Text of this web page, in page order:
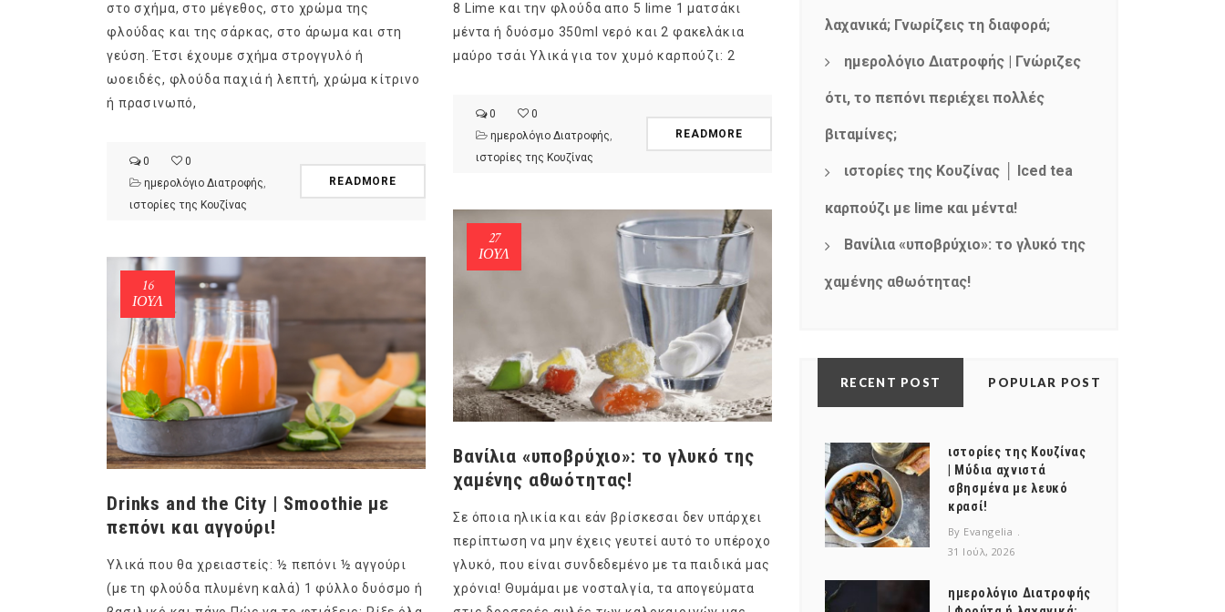
στο σχήμα, στο μέγεθος, στο χρώμα της
φλούδας και της σάρκας, στο άρωμα και στη
γεύση. Έτσι έχουμε σχήμα στρογγυλό ή
ωοειδές, φλούδα παχιά ή λεπτή, χρώμα κίτρινο
ή πρασινωπό,
0
0
ημερολόγιο Διατροφής,
ιστορίες της Κουζίνας
READMORE
8 Lime και την φλούδα απο 5 lime 1 ματσάκι
μέντα ή δυόσμο 350ml νερό και 2 φακελάκια
μαύρο τσάι Υλικά για τον χυμό καρπούζι: 2
0
0
ημερολόγιο Διατροφής,
ιστορίες της Κουζίνας
READMORE
27
ΙΟΎΛ
Βανίλια «υποβρύχιο»: το γλυκό της
χαμένης αθωότητας!
Σε όποια ηλικία και εάν βρίσκεσαι δεν υπάρχει
περίπτωση να μην έχεις γευτεί αυτό το υπέροχο
γλυκό, που είναι συνδεδεμένο με τα παιδικά μας
χρόνια! Θυμάμαι με νοσταλγία, τα απογεύματα
16
ΙΟΎΛ
Drinks and the City | Smoothie με
πεπόνι και αγγούρι!
Υλικά που θα χρειαστείς: ½ πεπόνι ½ αγγούρι
(με τη φλούδα πλυμένη καλά) 1 φύλλο δυόσμο ή
λαχανικά; Γνωρίζεις τη διαφορά;
ημερολόγιο Διατροφής | Γνώριζες
ότι, το πεπόνι περιέχει πολλές
βιταμίνες;
ιστορίες της Κουζίνας │ Iced tea
καρπούζι με lime και μέντα!
Βανίλια «υποβρύχιο»: το γλυκό της
χαμένης αθωότητας!
RECENT POST POPULAR POST
ιστορίες της Κουζίνας
| Μύδια αχνιστά
σβησμένα με λευκό
κρασί!
By Evangelia
31 Ιούλ, 2026
ημερολόγιο Διατροφής